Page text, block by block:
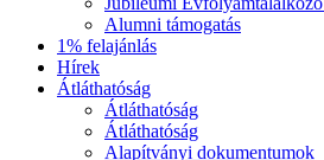
Alumni támogatás
1% felajánlás
Hírek
Átláthatóság
Átláthatóság
Átláthatóság
Alapítványi dokumentumok